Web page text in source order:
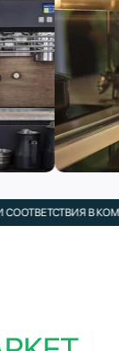
В КОМПЛЕКТЕ|